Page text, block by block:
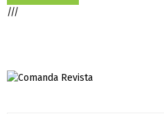
///